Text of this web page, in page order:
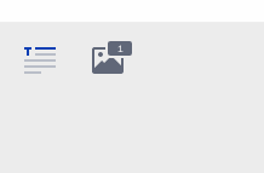
1